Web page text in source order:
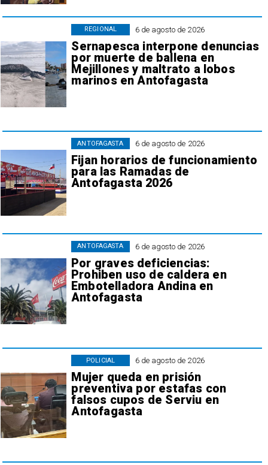
6 de agosto de 2026
Sernapesca interpone denuncias
por muerte de ballena en
Mejillones y maltrato a lobos
marinos en Antofagasta
REGIONAL
6 de agosto de 2026
Fijan horarios de funcionamiento
para las Ramadas de
Antofagasta 2026
ANTOFAGASTA
6 de agosto de 2026
Por graves deficiencias:
Prohiben uso de caldera en
Embotelladora Andina en
Antofagasta
ANTOFAGASTA
6 de agosto de 2026
Mujer queda en prisión
preventiva por estafas con
falsos cupos de Serviu en
Antofagasta
POLICIAL